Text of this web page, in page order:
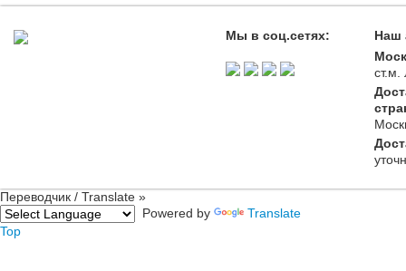
Мы в соц.сетях:
Наш
ст.м.
Переводчик / Translate »
Powered by
Translate
Top